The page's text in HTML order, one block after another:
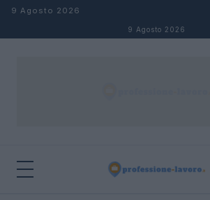
Salta al contenuto
9 Agosto 2026
9 Agosto 2026